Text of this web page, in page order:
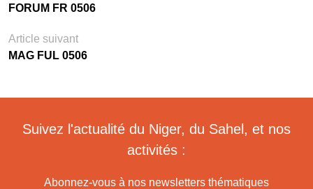
FORUM FR 0506
Article suivant
MAG FUL 0506
Suivez l'actualité du Niger, du Sahel, et nos
activités :
Abonnez-vous à nos newsletters thématiques